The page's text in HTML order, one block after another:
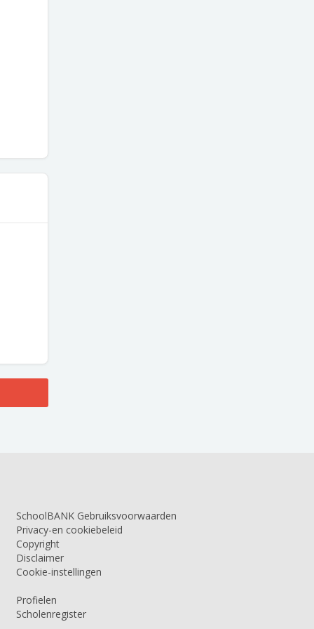
SchoolBANK Gebruiksvoorwaarden
Privacy-en cookiebeleid
Copyright
Disclaimer
Cookie-instellingen
Profielen
Scholenregister